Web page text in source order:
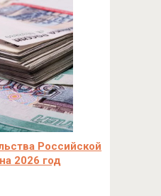
Российской
2026 год